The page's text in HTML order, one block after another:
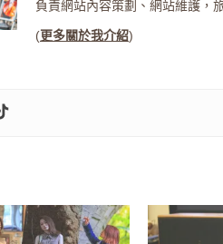
負責網站內容策劃、網站維護，
(更多關於我介紹)